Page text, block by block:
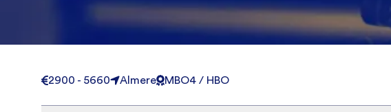
2900 - 5660 Almere MBO4 / HBO